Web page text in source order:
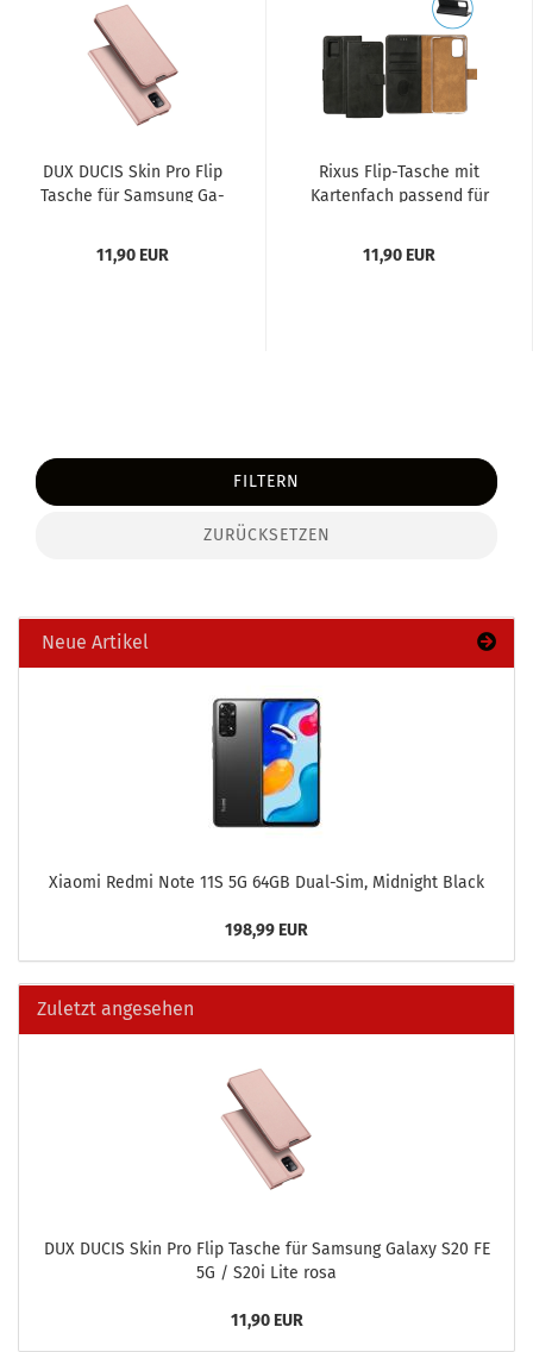
DUX DUCIS Skin Pro Flip
Ta­sche für Sam­sung Ga­
11,90 EUR
Rixus Flip-​Ta­sche mit
Kar­ten­fach pas­send für
11,90 EUR
FILTERN
ZURÜCKSETZEN
Neue Artikel
Xiao­mi Redmi Note 11S 5G 64GB Dual-​Sim, Mid­night Black
198,99 EUR
Zuletzt angesehen
DUX DUCIS Skin Pro Flip Ta­sche für Sam­sung Ga­la­xy S20 FE
5G / S20i Lite rosa
11,90 EUR